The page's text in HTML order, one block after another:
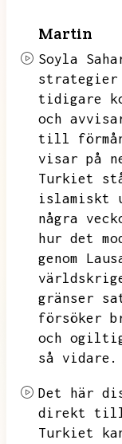
Martin
Soyla
strategier
tidigare
och
till förmån
visar på
Turkiet
islamiskt
några
hur det
genom
gränser
försöker
och
så vidare.
Det här
direkt till
Turkiet